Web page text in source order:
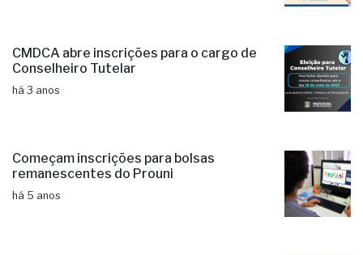
CMDCA abre inscrições para o cargo de
Conselheiro Tutelar
há 3 anos
Começam inscrições para bolsas
remanescentes do Prouni
há 5 anos